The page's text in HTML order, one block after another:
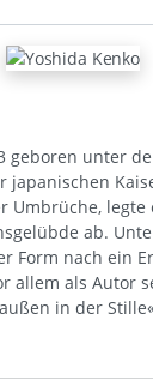
geboren unter
japanischen
Umbrüche, legte
ab.
Form nach ein
allem als Autor
in der